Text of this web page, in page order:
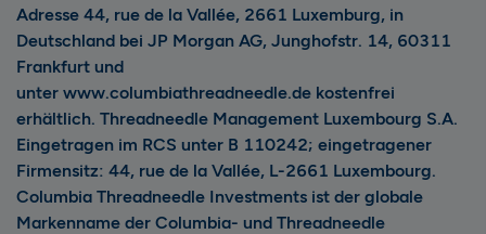
Adresse 44, rue de la Vallée, 2661 Luxemburg, in
Deutschland bei JP Morgan AG, Junghofstr. 14, 60311
Frankfurt und
unter www.columbiathreadneedle.de kostenfrei
erhältlich. Threadneedle Management Luxembourg S.A.
Eingetragen im RCS unter B 110242; eingetragener
Firmensitz: 44, rue de la Vallée, L-2661 Luxembourg.
Columbia Threadneedle Investments ist der globale
Markenname der Columbia- und Threadneedle